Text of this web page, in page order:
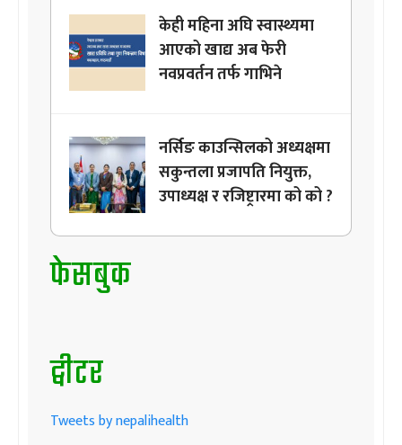
केही महिना अघि स्वास्थ्यमा
आएको खाद्य अब फेरी
नवप्रवर्तन तर्फ गाभिने
नर्सिङ काउन्सिलको अध्यक्षमा
सकुन्तला प्रजापति नियुक्त,
उपाध्यक्ष र रजिष्ट्रारमा को को ?
फेसबुक
ट्वीटर
Tweets by nepalihealth